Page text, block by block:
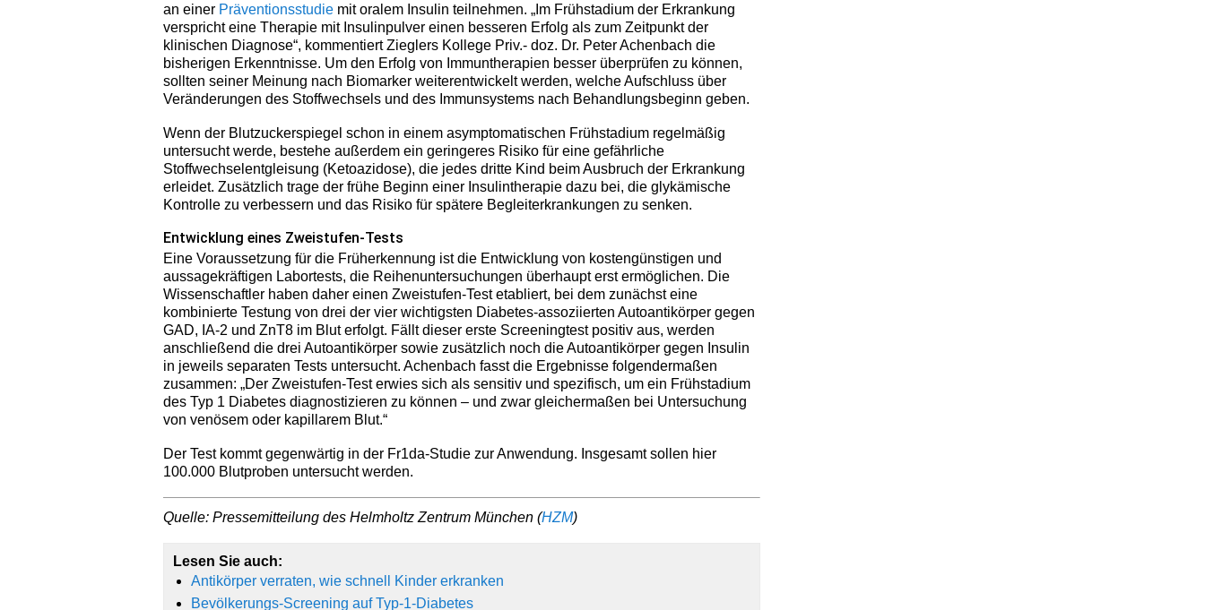
an einer Präventionsstudie mit oralem Insulin teilnehmen. „Im Frühstadium der Erkrankung
verspricht eine Therapie mit Insulinpulver einen besseren Erfolg als zum Zeitpunkt der
klinischen Diagnose“, kommentiert Zieglers Kollege Priv.- doz. Dr. Peter Achenbach die
bisherigen Erkenntnisse. Um den Erfolg von Immuntherapien besser überprüfen zu können,
sollten seiner Meinung nach Biomarker weiterentwickelt werden, welche Aufschluss über
Veränderungen des Stoffwechsels und des Immunsystems nach Behandlungsbeginn geben.
Wenn der Blutzuckerspiegel schon in einem asymptomatischen Frühstadium regelmäßig
untersucht werde, bestehe außerdem ein geringeres Risiko für eine gefährliche
Stoffwechselentgleisung (Ketoazidose), die jedes dritte Kind beim Ausbruch der Erkrankung
erleidet. Zusätzlich trage der frühe Beginn einer Insulintherapie dazu bei, die glykämische
Kontrolle zu verbessern und das Risiko für spätere Begleiterkrankungen zu senken.
Entwicklung eines Zweistufen-Tests
Eine Voraussetzung für die Früherkennung ist die Entwicklung von kostengünstigen und
aussagekräftigen Labortests, die Reihenuntersuchungen überhaupt erst ermöglichen. Die
Wissenschaftler haben daher einen Zweistufen-Test etabliert, bei dem zunächst eine
kombinierte Testung von drei der vier wichtigsten Diabetes-assoziierten Autoantikörper gegen
GAD, IA-2 und ZnT8 im Blut erfolgt. Fällt dieser erste Screeningtest positiv aus, werden
anschließend die drei Autoantikörper sowie zusätzlich noch die Autoantikörper gegen Insulin
in jeweils separaten Tests untersucht. Achenbach fasst die Ergebnisse folgendermaßen
zusammen: „Der Zweistufen-Test erwies sich als sensitiv und spezifisch, um ein Frühstadium
des Typ 1 Diabetes diagnostizieren zu können – und zwar gleichermaßen bei Untersuchung
von venösem oder kapillarem Blut.“
Der Test kommt gegenwärtig in der Fr1da-Studie zur Anwendung. Insgesamt sollen hier
100.000 Blutproben untersucht werden.
Quelle: Pressemitteilung des Helmholtz Zentrum München (HZM)
Lesen Sie auch:
Antikörper verraten, wie schnell Kinder erkranken
Bevölkerungs-Screening auf Typ-1-Diabetes